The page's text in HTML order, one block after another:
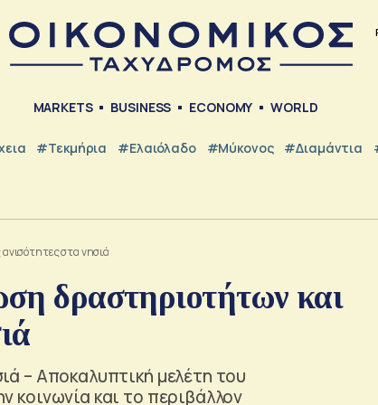
MARKETS BUSINESS ECONOMY WORLD
#Τεκμήρια #Ελαιόλαδο #Μύκονος #Διαμάντια
στα νησιά
δραστηριοτήτων και
– Αποκαλυπτική μελέτη του
κοινωνία και το περιβάλλον